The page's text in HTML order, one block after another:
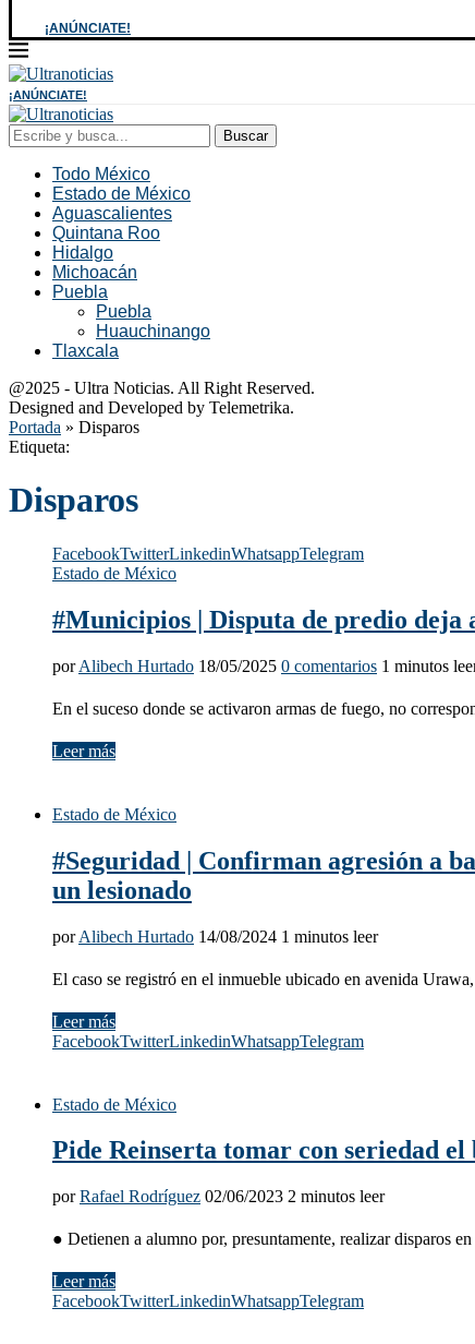
¡ANÚNCIATE!
¡ANÚNCIATE!
Buscar
Todo México
Estado de México
Aguascalientes
Quintana Roo
Hidalgo
Michoacán
Puebla
Puebla
Huauchinango
Tlaxcala
@2025 - Ultra Noticias. All Right Reserved.
Designed and Developed by Telemetrika.
Portada » Disparos
Etiqueta:
Disparos
FacebookTwitterLinkedinWhatsappTelegram
Estado de México
#Municipios | Disputa de predio deja
porAlibech Hurtado 18/05/2025 0 comentarios 1 minutos
En el suceso donde se activaron armas de fuego, no
Leer más
Estado de México
#Seguridad | Confirman agresión a
un lesionado
porAlibech Hurtado 14/08/2024 1 minutos leer
El caso se registró en el inmueble ubicado en avenida
Leer más
FacebookTwitterLinkedinWhatsappTelegram
Estado de México
Pide Reinserta tomar con seriedad
porRafael Rodríguez 02/06/2023 2 minutos leer
● Detienen a alumno por, presuntamente, realizar disparos
Leer más
FacebookTwitterLinkedinWhatsappTelegram